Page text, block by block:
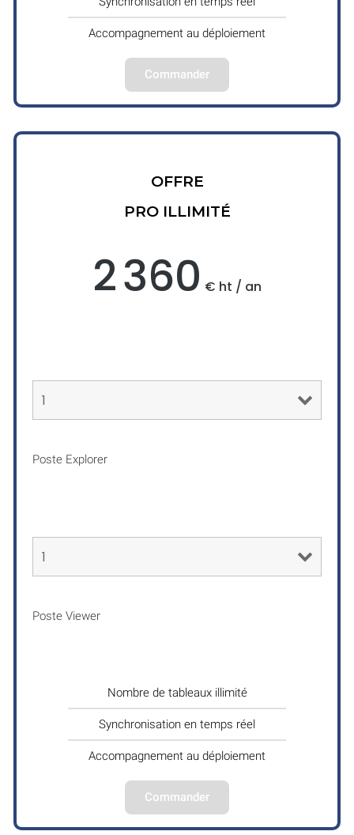
Accompagnement au déploiement
Commander
OFFRE
PRO ILLIMITÉ
2 360 € ht / an
Poste Explorer
Poste Viewer
Nombre de tableaux illimité
Synchronisation en temps réel
Accompagnement au déploiement
Commander